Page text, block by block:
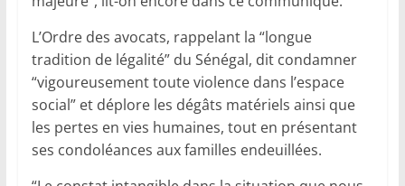
L’Ordre des avocats, rappelant la “longue
tradition de légalité” du Sénégal, dit condamner
“vigoureusement toute violence dans l’espace
social” et déplore les dégâts matériels ainsi que
les pertes en vies humaines, tout en présentant
ses condoléances aux familles endeuillées.